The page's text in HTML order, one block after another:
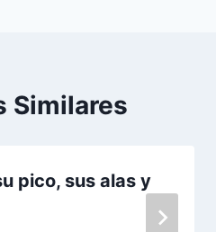
Similares
pico, sus alas y